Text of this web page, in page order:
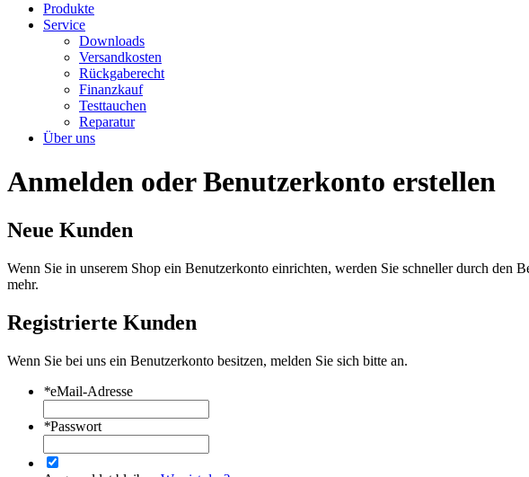
Produkte
Service
Downloads
Versandkosten
Rückgaberecht
Finanzkauf
Testtauchen
Reparatur
Über uns
Anmelden oder Benutzerkonto erstellen
Neue Kunden
Wenn Sie in unserem Shop ein Benutzerkonto einrichten, werden Sie schneller durch den
mehr.
Registrierte Kunden
Wenn Sie bei uns ein Benutzerkonto besitzen, melden Sie sich bitte an.
*eMail-Adresse
*Passwort